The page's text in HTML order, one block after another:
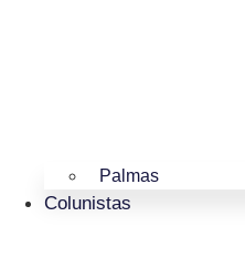
Palmas
Colunistas